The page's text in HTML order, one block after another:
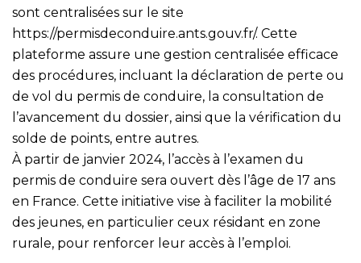
sont centralisées sur le site
https://permisdeconduire.ants.gouv.fr/. Cette
plateforme assure une gestion centralisée efficace
des procédures, incluant la déclaration de perte ou
de vol du permis de conduire, la consultation de
l’avancement du dossier, ainsi que la vérification du
solde de points, entre autres.
À partir de janvier 2024, l’accès à l’examen du
permis de conduire sera ouvert dès l’âge de 17 ans
en France. Cette initiative vise à faciliter la mobilité
des jeunes, en particulier ceux résidant en zone
rurale, pour renforcer leur accès à l’emploi.